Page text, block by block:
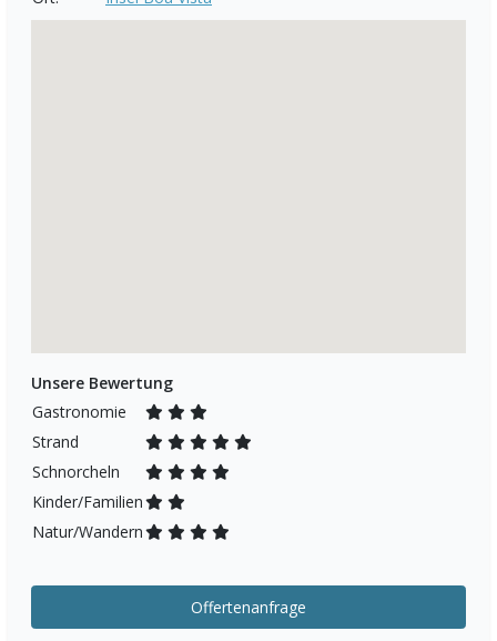
Unsere Bewertung
Gastronomie
Strand
Schnorcheln
Kinder/Familien
Natur/Wandern
Offertenanfrage